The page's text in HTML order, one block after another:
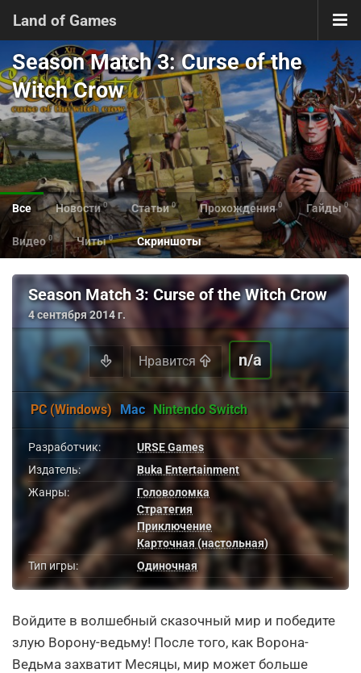
Land of Games
Season Match 3: Curse of the
Witch Crow
Все Новости 0 Статьи 0 Прохождения 0 Гайды 0
Видео 0 Читы 0 Скриншоты
Season Match 3: Curse of the Witch Crow
4 сентября 2014 г.
Нравится n/a
PC (Windows) Mac Nintendo Switch
Разработчик:
URSE Games
Издатель:
Buka Entertainment
Жанры:
Головоломка
Стратегия
Приключение
Карточная (настольная)
Тип игры:
Одиночная
Войдите в волшебный сказочный мир и победите
злую Ворону-ведьму! После того, как Ворона-
Ведьма захватит Месяцы, мир может больше